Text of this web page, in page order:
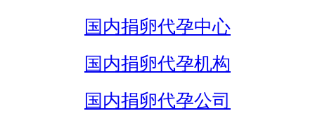
国内捐卵代孕中心
国内捐卵代孕机构
国内捐卵代孕公司